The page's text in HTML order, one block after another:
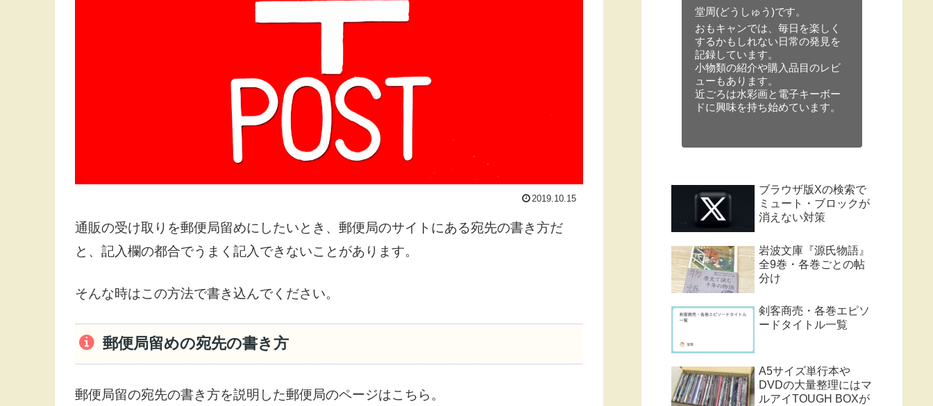
2019.10.15
通販の受け取りを郵便局留めにしたいとき、郵便局のサイトにある宛先の書き方だ
と、記入欄の都合でうまく記入できないことがあります。
そんな時はこの方法で書き込んでください。
郵便局留めの宛先の書き方
郵便局留の宛先の書き方を説明した郵便局のページはこちら。
堂周(どうしゅう)です。
おもキャンでは、毎日を楽しく
するかもしれない日常の発見を
記録しています。
小物類の紹介や購入品目のレビ
ューもあります。
近ごろは水彩画と電子キーボー
ドに興味を持ち始めています。
ブラウザ版Xの検索で
ミュート・ブロックが
消えない対策
岩波文庫『源氏物語』
全9巻・各巻ごとの帖
分け
剣客商売・各巻エピソ
ードタイトル一覧
A5サイズ単行本や
DVDの大量整理にはマ
ルアイTOUGH BOXが